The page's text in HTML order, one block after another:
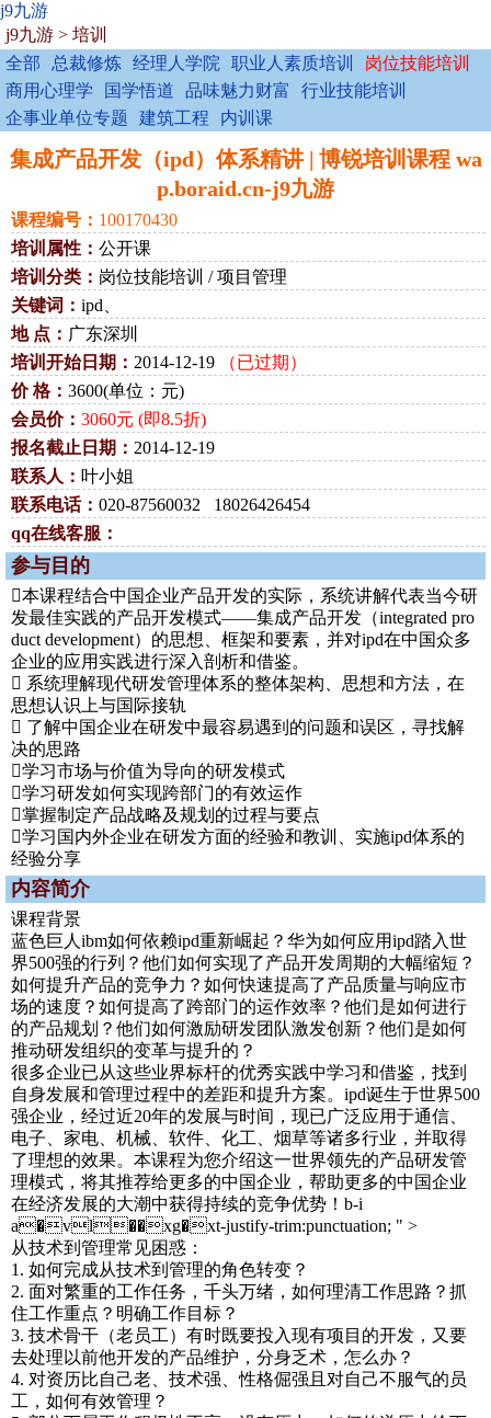
j9九游
j9九游 > 培训
全部
总裁修炼 经理人学院 职业人素质培训
岗位技能培训
商用心理学
国学悟道 品味魅力财富
行业技能培训
企事业单位专题
建筑工程 内训课
集成产品开发（ipd）体系精讲 | 博锐培训课程 wa
p.boraid.cn-j9九游
课程编号： 100170430
培训属性： 公开课
培训分类： 岗位技能培训 / 项目管理
关键词： ipd、
地 点： 广东深圳
培训开始日期： 2014-12-19
（已过期）
价 格： 3600(单位：元)
会员价： 3060元 (即8.5折)
报名截止日期： 2014-12-19
联系人： 叶小姐
联系电话： 020-87560032 18026426454
qq在线客服：
参与目的
本课程结合中国企业产品开发的实际，系统讲解代表当今研
发最佳实践的产品开发模式——集成产品开发（integrated pro
duct development）的思想、框架和要素，并对ipd在中国众多
企业的应用实践进行深入剖析和借鉴。
 系统理解现代研发管理体系的整体架构、思想和方法，在
思想认识上与国际接轨
 了解中国企业在研发中最容易遇到的问题和误区，寻找解
决的思路
学习市场与价值为导向的研发模式
学习研发如何实现跨部门的有效运作
掌握制定产品战略及规划的过程与要点
学习国内外企业在研发方面的经验和教训、实施ipd体系的
经验分享
内容简介
课程背景
蓝色巨人ibm如何依赖ipd重新崛起？华为如何应用ipd踏入世
界500强的行列？他们如何实现了产品开发周期的大幅缩短？
如何提升产品的竞争力？如何快速提高了产品质量与响应市
场的速度？如何提高了跨部门的运作效率？他们是如何进行
的产品规划？他们如何激励研发团队激发创新？他们是如何
推动研发组织的变革与提升的？
很多企业已从这些业界标杆的优秀实践中学习和借鉴，找到
自身发展和管理过程中的差距和提升方案。ipd诞生于世界500
强企业，经过近20年的发展与时间，现已广泛应用于通信、
电子、家电、机械、软件、化工、烟草等诸多行业，并取得
了理想的效果。本课程为您介绍这一世界领先的产品研发管
理模式，将其推荐给更多的中国企业，帮助更多的中国企业
在经济发展的大潮中获得持续的竞争优势！b-i
a�vl��xg�xt-justify-trim:punctuation; " >
从技术到管理常见困惑：
1. 如何完成从技术到管理的角色转变？
2. 面对繁重的工作任务，千头万绪，如何理清工作思路？抓
住工作重点？明确工作目标？
3. 技术骨干（老员工）有时既要投入现有项目的开发，又要
去处理以前他开发的产品维护，分身乏术，怎么办？
4. 对资历比自己老、技术强、性格倔强且对自己不服气的员
工，如何有效管理？